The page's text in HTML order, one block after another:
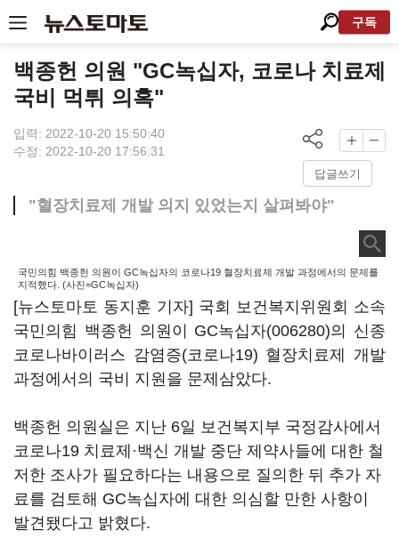
구독
백종헌 의원 "GC녹십자, 코로나 치료제
국비 먹튀 의혹"
입력: 2022-10-20 15:50:40
수정: 2022-10-20 17:56:31
답글쓰기
"혈장치료제 개발 의지 있었는지 살펴봐야"
국민의힘 백종헌 의원이 GC녹십자의 코로나19 혈장치료제 개발 과정에서의 문제를
지적했다. (사진=GC녹십자)
[뉴스토마토 동지훈 기자] 국회 보건복지위원회 소속
국민의힘 백종헌 의원이 GC녹십자(006280)의 신종
코로나바이러스 감염증(코로나19) 혈장치료제 개발
과정에서의 국비 지원을 문제삼았다.
백종헌 의원실은 지난 6일 보건복지부 국정감사에서
코로나19 치료제·백신 개발 중단 제약사들에 대한 철
저한 조사가 필요하다는 내용으로 질의한 뒤 추가 자
료를 검토해 GC녹십자에 대한 의심할 만한 사항이
발견됐다고 밝혔다.